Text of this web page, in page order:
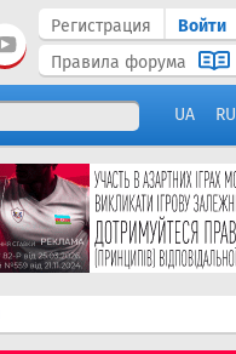
Регистрация
Войти
Правила форума
UA RU